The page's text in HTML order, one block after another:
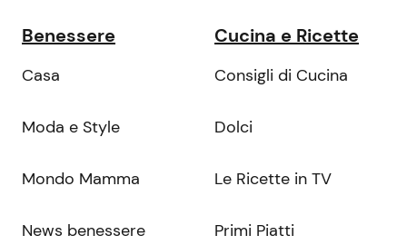
Benessere
Casa
Moda e Style
Mondo Mamma
News benessere
Cucina e Ricette
Consigli di Cucina
Dolci
Le Ricette in TV
Primi Piatti